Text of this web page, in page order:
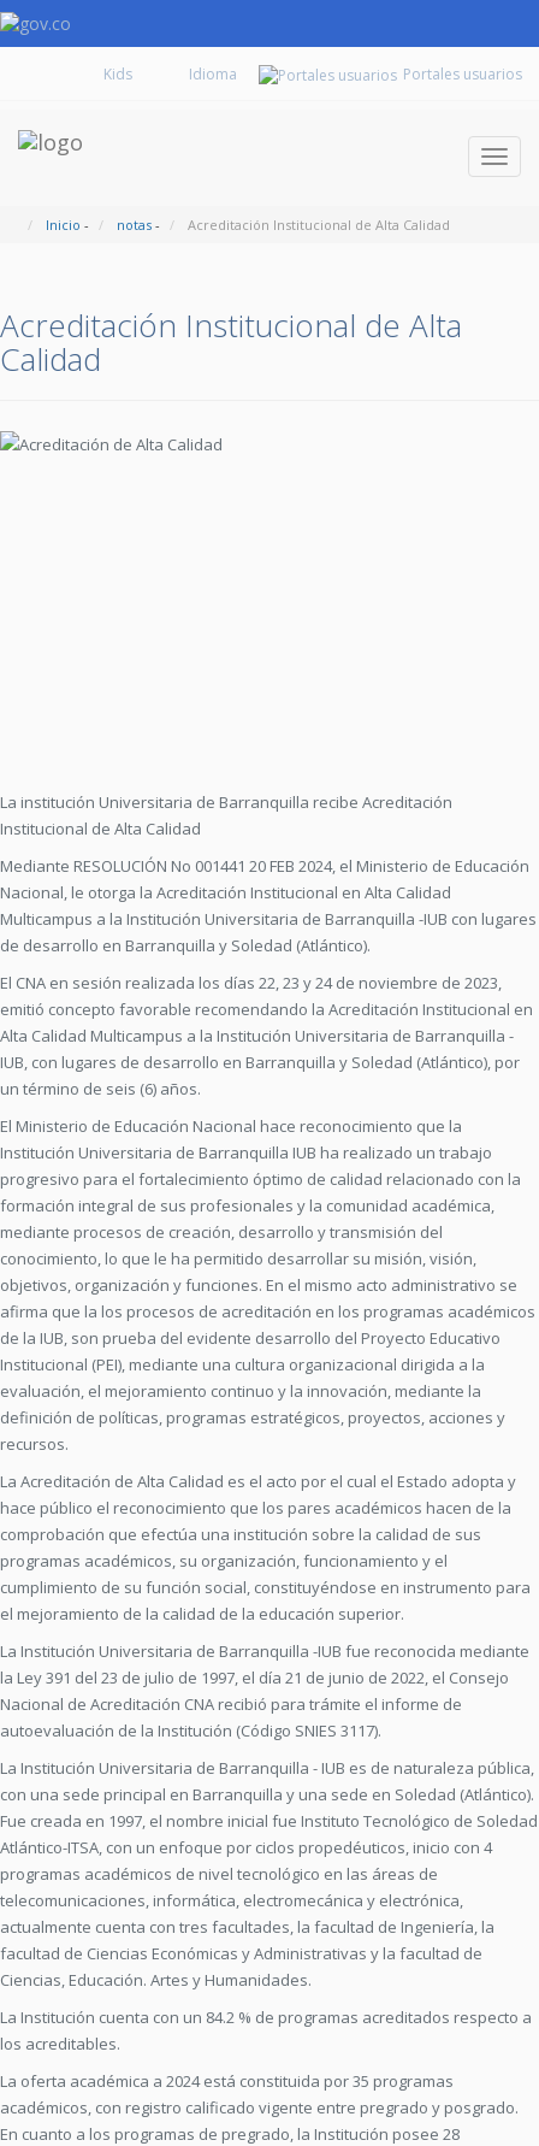
Kids Portales usuarios
Inicio - notas - Acreditación Institucional de Alta Calidad
Acreditación Institucional de Alta
Calidad
La institución Universitaria de Barranquilla recibe Acreditación
Institucional de Alta Calidad
Mediante RESOLUCIÓN No 001441 20 FEB 2024, el Ministerio de Educación
Nacional, le otorga la Acreditación Institucional en Alta Calidad
Multicampus a la Institución Universitaria de Barranquilla -IUB con lugares
de desarrollo en Barranquilla y Soledad (Atlántico).
El CNA en sesión realizada los días 22, 23 y 24 de noviembre de 2023,
emitió concepto favorable recomendando la Acreditación Institucional en
Alta Calidad Multicampus a la Institución Universitaria de Barranquilla -
IUB, con lugares de desarrollo en Barranquilla y Soledad (Atlántico), por
un término de seis (6) años.
El Ministerio de Educación Nacional hace reconocimiento que la
Institución Universitaria de Barranquilla IUB ha realizado un trabajo
progresivo para el fortalecimiento óptimo de calidad relacionado con la
formación integral de sus profesionales y la comunidad académica,
mediante procesos de creación, desarrollo y transmisión del
conocimiento, lo que le ha permitido desarrollar su misión, visión,
objetivos, organización y funciones. En el mismo acto administrativo se
afirma que la los procesos de acreditación en los programas académicos
de la IUB, son prueba del evidente desarrollo del Proyecto Educativo
Institucional (PEI), mediante una cultura organizacional dirigida a la
evaluación, el mejoramiento continuo y la innovación, mediante la
definición de políticas, programas estratégicos, proyectos, acciones y
recursos.
La Acreditación de Alta Calidad es el acto por el cual el Estado adopta y
hace público el reconocimiento que los pares académicos hacen de la
comprobación que efectúa una institución sobre la calidad de sus
programas académicos, su organización, funcionamiento y el
cumplimiento de su función social, constituyéndose en instrumento para
el mejoramiento de la calidad de la educación superior.
La Institución Universitaria de Barranquilla -IUB fue reconocida mediante
la Ley 391 del 23 de julio de 1997, el día 21 de junio de 2022, el Consejo
Nacional de Acreditación CNA recibió para trámite el informe de
autoevaluación de la Institución (Código SNIES 3117).
La Institución Universitaria de Barranquilla - IUB es de naturaleza pública,
con una sede principal en Barranquilla y una sede en Soledad (Atlántico).
Fue creada en 1997, el nombre inicial fue Instituto Tecnológico de Soledad
Atlántico-ITSA, con un enfoque por ciclos propedéuticos, inicio con 4
programas académicos de nivel tecnológico en las áreas de
telecomunicaciones, informática, electromecánica y electrónica,
actualmente cuenta con tres facultades, la facultad de Ingeniería, la
facultad de Ciencias Económicas y Administrativas y la facultad de
Ciencias, Educación. Artes y Humanidades.
La Institución cuenta con un 84.2 % de programas acreditados respecto a
los acreditables.
La oferta académica a 2024 está constituida por 35 programas
académicos, con registro calificado vigente entre pregrado y posgrado.
En cuanto a los programas de pregrado, la Institución posee 28